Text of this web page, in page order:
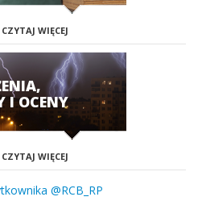
CZYTAJ WIĘCEJ
I OCENY
CZYTAJ WIĘCEJ
@RCB_RP